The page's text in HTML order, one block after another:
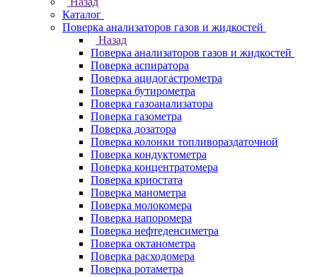
Каталог
Поверка анализаторов газов и жидкостей
Назад
Поверка анализаторов газов и жидкостей
Поверка аспиратора
Поверка ацидогастрометра
Поверка бутирометра
Поверка газоанализатора
Поверка газометра
Поверка дозатора
Поверка колонки топливораздаточной
Поверка кондуктометра
Поверка концентратомера
Поверка криостата
Поверка манометра
Поверка молокомера
Поверка напоромера
Поверка нефтеденсиметра
Поверка октанометра
Поверка расходомера
Поверка ротаметра